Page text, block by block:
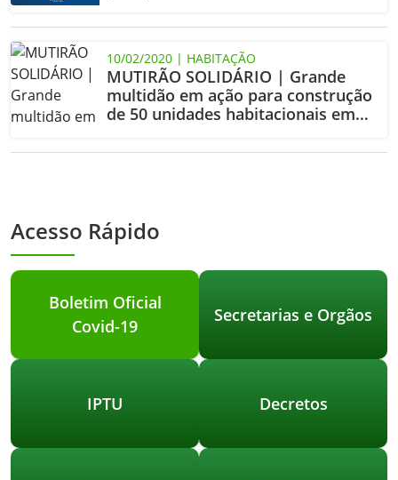
10/02/2020 | HABITAÇÃO
MUTIRÃO SOLIDÁRIO | Grande
multidão em ação para construção
de 50 unidades habitacionais em
Acesso Rápido
Boletim Oficial
Covid-19
Secretarias e Orgãos
IPTU Decretos